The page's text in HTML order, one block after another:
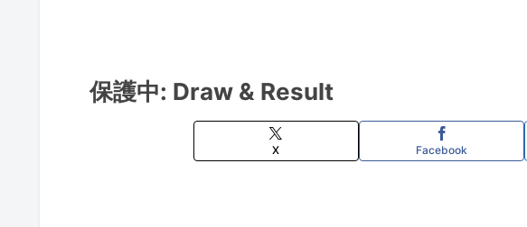
保護中: Draw & Result
X Facebook